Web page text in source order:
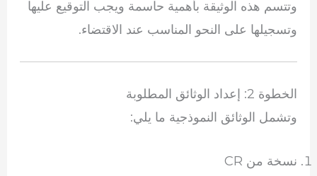
وتتسم هذه الوثيقة بأهمية حاسمة ويجب التوقيع عليها
وتسجيلها على النحو المناسب عند الاقتضاء.
الخطوة 2: إعداد الوثائق المطلوبة
وتشمل الوثائق النموذجية ما يلي:
نسخة من CR